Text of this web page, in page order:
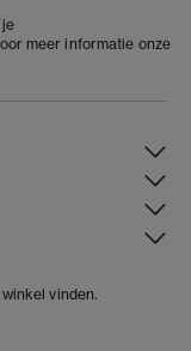
meer informatie onze
vinden.